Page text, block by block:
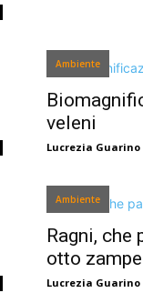
Ambiente
veleni
Lucrezia Guarino
Ambiente
Ragni, che
otto zampe
Lucrezia Guarino